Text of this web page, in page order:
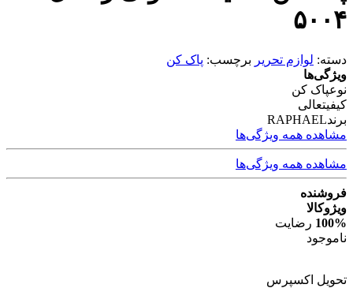
۵۰۰۴
دسته: لوازم تحریر برچسب: پاک کن
ویژگی‌ها
نوعپاک کن
کیفیتعالی
برندRAPHAEL
مشاهده همه ویژگی‌ها
مشاهده همه ویژگی‌ها
فروشنده
ویژوکالا
100% رضایت
ناموجود
تحویل اکسپرس